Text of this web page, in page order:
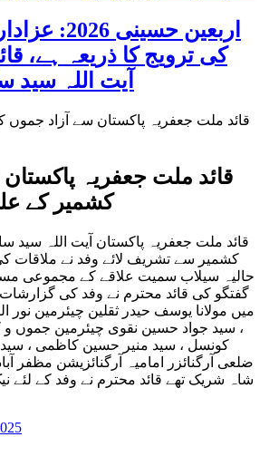
اربعین
کی ترویج کا ذریعہ ہے،
آیت اللہ سید
قائد ملت جعفریہ
کشمیر کے
قائد ملت جعفریہ پاکستان آیت اللہ سید
کشمیر سے تشریف لائے وفد نے ملاقات
حالیہ سیلاب سمیت علاقے کے مجموعی
گفتگو کی قائد محترم نے وفد کی
میں مولانا یوسف حیدر ثقلین چیئرمین نور
، سید جواد حسین نقوی چیئرمین جموں
کونسل ، سید منیر حسین کاظمی ،
ضلعی آرگنائزر امامیہ آرگنائزیشن مظفر
شاہ شریک تھے قائد محترم نے وفد کے لئے